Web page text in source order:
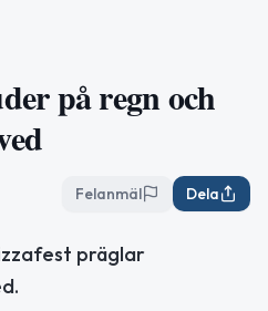
på regn och
Felanmäl Dela
präglar